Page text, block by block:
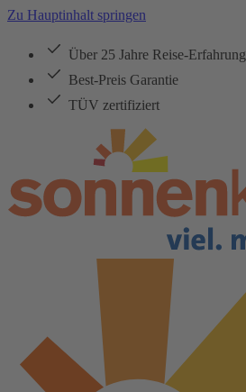
Zu Hauptinhalt springen
Über 25 Jahre Reise-Erfahrung
Best-Preis Garantie
TÜV zertifiziert